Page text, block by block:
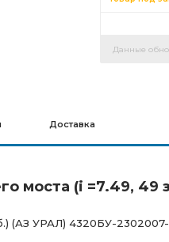
Данные
Доставка
моста (i =7.49,
(АЗ УРАЛ) 4320БУ-2302007-